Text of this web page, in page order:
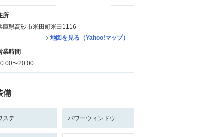
所
庫県高砂市米田町米田1116
地図を見る（Yahoo!マップ）
業時間
〜20:00
備
ステ パワーウィンドウ